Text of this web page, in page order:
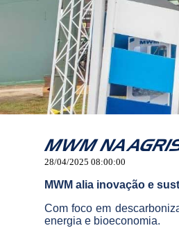
MWM NA
28/04/2025 08:00:00
MWM alia inovação e
Com foco em
energia e bioeconomia.